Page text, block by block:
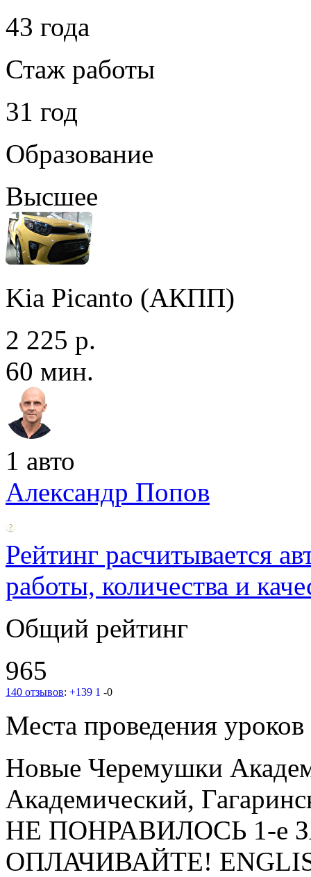
43 года
Стаж работы
31 год
Образование
Высшее
Kia Picanto (АКПП)
2 225 р.
60 мин.
1 авто
Александр Попов
Рейтинг расчитывается
работы, количества и
Общий рейтинг
965
140 отзывов: +139 1 -0
Места проведения уроков
Новые Черемушки
Академический,
НЕ ПОНРАВИЛОСЬ 1-е
ОПЛАЧИВАЙТЕ!